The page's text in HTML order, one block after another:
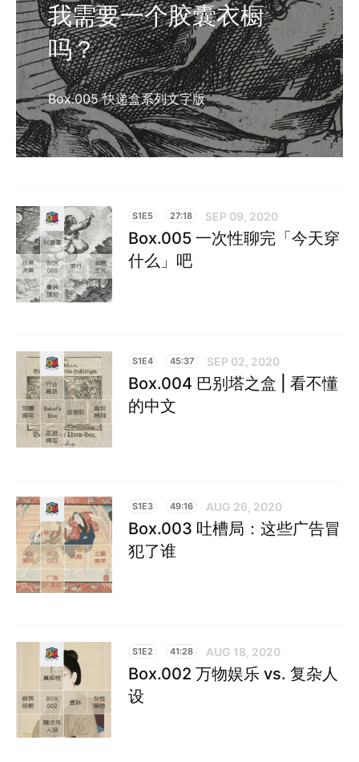
我需要一个胶囊衣橱
吗？
Box.005 快递盒系列文字版
S1E5 27:18 SEP 09, 2020
Box.005 一次性聊完「今天穿
什么」吧
S1E4 45:37 SEP 02, 2020
Box.004 巴别塔之盒 | 看不懂
的中文
S1E3 49:16 AUG 26, 2020
Box.003 吐槽局：这些广告冒
犯了谁
S1E2 41:28 AUG 18, 2020
Box.002 万物娱乐 vs. 复杂人
设